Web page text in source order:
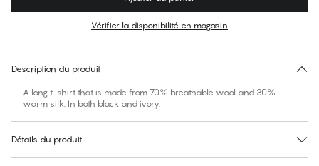
Pas de taille suggérée pour cet article
Vérifier la disponibilité en magasin
Description du produit
A long t-shirt that is made from 70% breathable wool and 30%
warm silk. In both black and ivory.
Détails du produit